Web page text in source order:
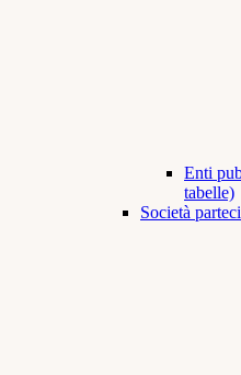
Enti
tabelle)
Società